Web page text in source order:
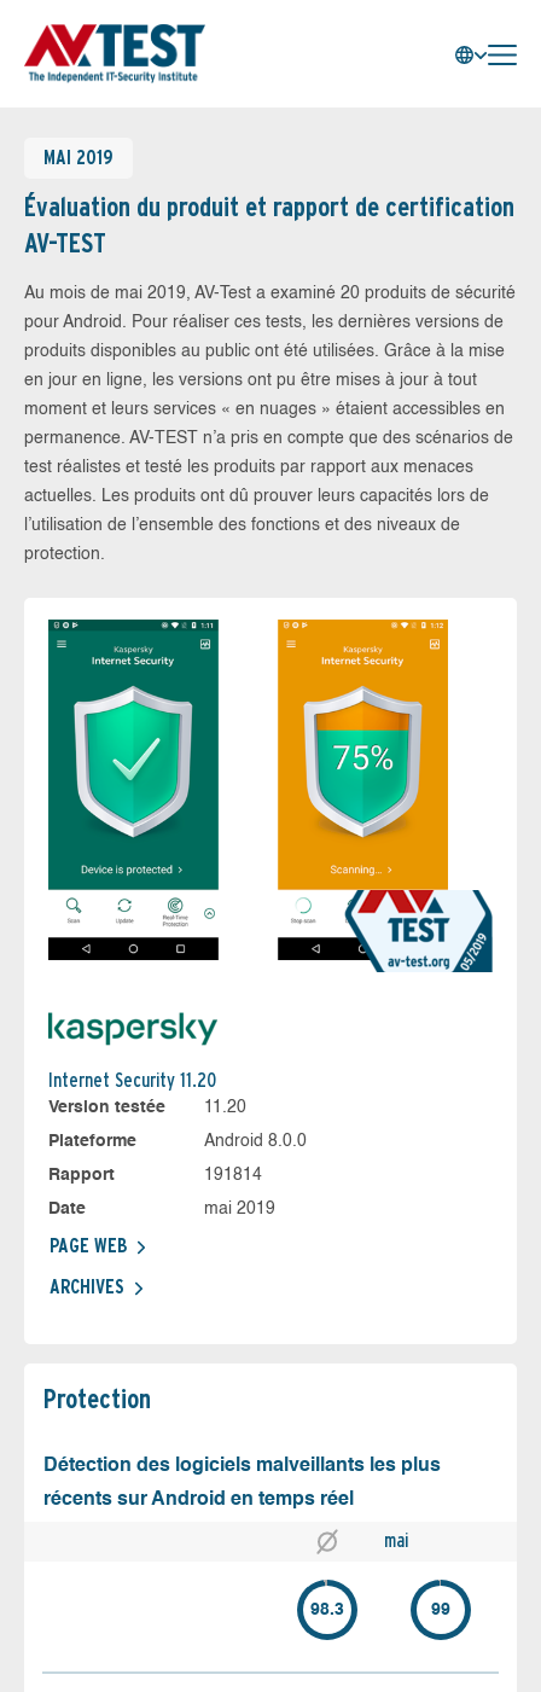
MAI 2019
Évaluation du produit et rapport de certification
AV-TEST
Au mois de mai 2019, AV-Test a examiné 20 produits de sécurité
pour Android. Pour réaliser ces tests, les dernières versions de
produits disponibles au public ont été utilisées. Grâce à la mise
en jour en ligne, les versions ont pu être mises à jour à tout
moment et leurs services « en nuages » étaient accessibles en
permanence. AV-TEST n’a pris en compte que des scénarios de
test réalistes et testé les produits par rapport aux menaces
actuelles. Les produits ont dû prouver leurs capacités lors de
l’utilisation de l’ensemble des fonctions et des niveaux de
protection.
Internet Security 11.20
Version testée
11.20
Plateforme
Android 8.0.0
Rapport
191814
Date
mai 2019
PAGE WEB
ARCHIVES
Protection
Détection des logiciels malveillants les plus
récents sur Android en temps réel
mai
98.3 99